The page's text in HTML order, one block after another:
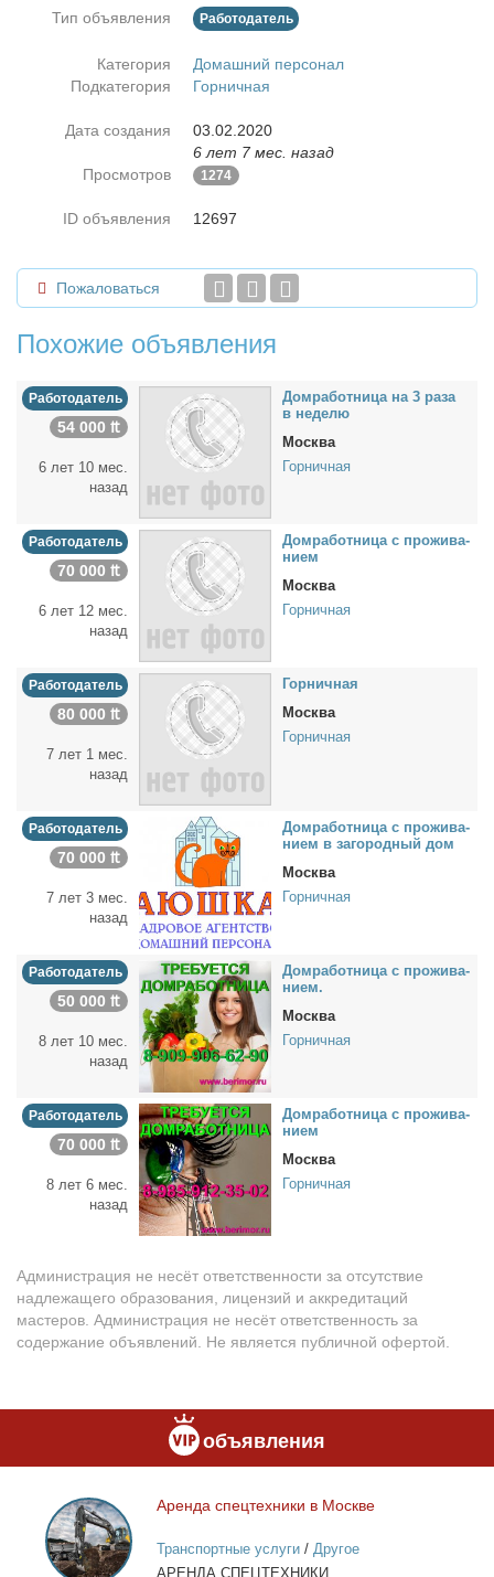
Тип объявления Работодатель
Категория
Домашний персонал
Подкатегория
Горничная
Дата создания
03.02.2020
6 лет 7 мес. назад
Просмотров
1274
ID объявления 12697
Пожаловаться
Похожие объявления
Работодатель
54 000 ₶
6 лет 10 мес.
назад
Дом­ра­бот­ни­ца на 3 ра­за
в неде­лю
Москва
Горничная
Работодатель
70 000 ₶
6 лет 12 мес.
назад
Дом­ра­бот­ни­ца с про­жи­ва­
ни­ем
Москва
Горничная
Работодатель
80 000 ₶
7 лет 1 мес.
назад
Гор­нич­ная
Москва
Горничная
Работодатель
70 000 ₶
7 лет 3 мес.
назад
Дом­ра­бот­ни­ца с про­жи­ва­
ни­ем в за­го­род­ный дом
Москва
Горничная
Работодатель
50 000 ₶
8 лет 10 мес.
назад
Дом­ра­бот­ни­ца с про­жи­ва­
ни­ем.
Москва
Горничная
Работодатель
70 000 ₶
8 лет 6 мес.
назад
Дом­ра­бот­ни­ца с про­жи­ва­
ни­ем
Москва
Горничная
Администрация не несёт ответственности за отсутствие
надлежащего образования, лицензий и аккредитаций
мастеров. Администрация не несёт ответственность за
содержание объявлений. Не является публичной офертой.
объявления
Аренда
спецтехники
в
Арен­да спец­тех­ни­ки в Москве
Транспортные услуги/ Другое
АРЕНДА СПЕЦТЕХНИКИ